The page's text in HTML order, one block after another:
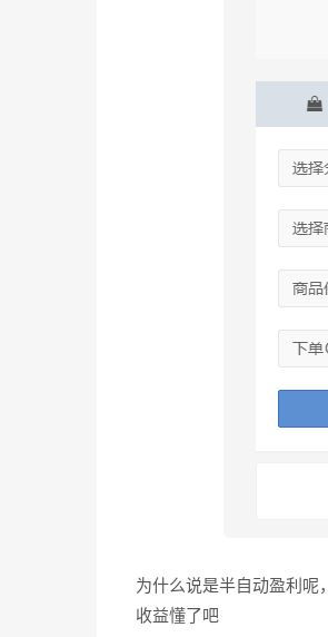
为什么说是半自动盈利呢
收益懂了吧